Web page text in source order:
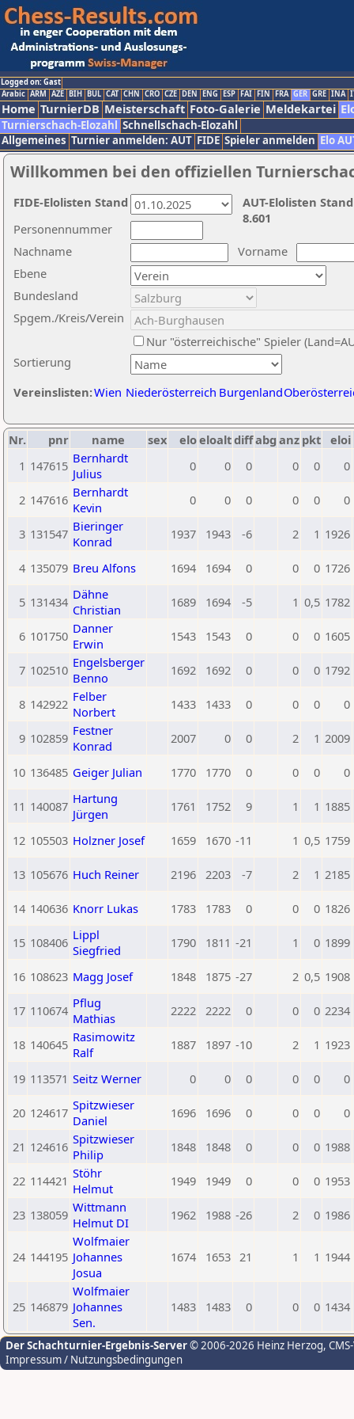
Logged on: Gast
Arabic ARM AZE BIH BUL CAT CHN CRO CZE DEN ENG ESP FAI FIN FRA GER GRE INA
Home TurnierDB Meisterschaft Foto-Galerie Meldekartei
Turnierschach-Elozahl Schnellschach-Elozahl
Allgemeines Turnier anmelden: AUT FIDE Spieler anmelden Elo
Willkommen bei den offiziellen
Nachname
Vorname
Ebene
Sortierung
Personennummer
Bundesland
Spgem./Kreis/Verein
Nur "österreichische" Spieler
Vereinslisten:Wien Niederösterreich Burgenland
AUT-Elolisten
8.601
FIDE-Elolisten Stand
Nr. pnr name sex eloeloaltdiffabg anz pkt eloi
1 147615 Bernhardt
Julius
0 0 0 0 0 0
2 147616 Bernhardt
Kevin
0 0 0 0 0 0
3 131547 Bieringer
Konrad
1937 1943 -6 2 1 1926
4 135079 Breu Alfons 1694 1694 0 0 0 1726
5 131434 Dähne
Christian
1689 1694 -5 1 0,5 1782
6 101750 Danner
Erwin
1543 1543 0 0 0 1605
7 102510 Engelsberger
Benno
1692 1692 0 0 0 1792
8 142922 Felber
Norbert
1433 1433 0 0 0 0
9 102859 Festner
Konrad
2007 0 0 2 1 2009
10 136485 Geiger Julian 1770 1770 0 0 0 0
11 140087 Hartung
Jürgen
1761 1752 9 1 1 1885
12 105503 Holzner Josef 1659 1670 -11 1 0,5 1759
13 105676 Huch Reiner 2196 2203 -7 2 1 2185
14 140636 Knorr Lukas 1783 1783 0 0 0 1826
15 108406 Lippl
Siegfried
1790 1811 -21 1 0 1899
16 108623 Magg Josef 1848 1875 -27 2 0,5 1908
17 110674 Pflug
Mathias
2222 2222 0 0 0 2234
18 140645 Rasimowitz
Ralf
1887 1897 -10 2 1 1923
19 113571 Seitz Werner 0 0 0 0 0 0
20 124617 Spitzwieser
Daniel
1696 1696 0 0 0 0
21 124616 Spitzwieser
Philip
1848 1848 0 0 0 1988
22 114421 Stöhr
Helmut
1949 1949 0 0 0 1953
23 138059 Wittmann
Helmut DI
1962 1988 -26 2 0 1986
24 144195
Wolfmaier
Johannes
Josua
1674 1653 21 1 1 1944
25 146879
Wolfmaier
Johannes
Sen.
1483 1483 0 0 0 1434
Der Schachturnier-Ergebnis-Server© 2006-2026 Heinz Herzog,
Impressum / Nutzungsbedingungen